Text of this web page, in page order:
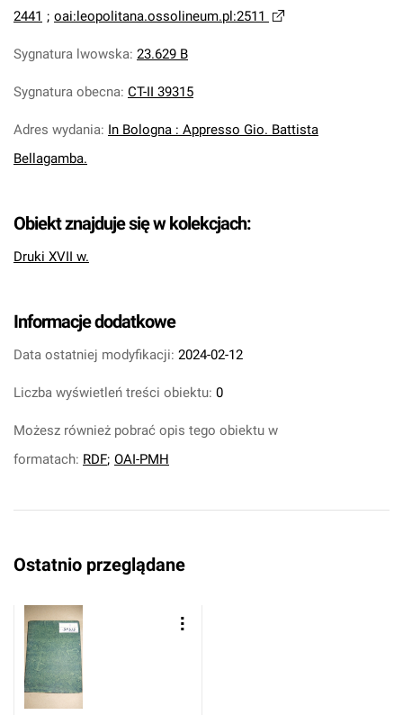
2441 ; oai:leopolitana.ossolineum.pl:2511
Sygnatura lwowska: 23.629 B
Sygnatura obecna: CT-II 39315
Adres wydania: In Bologna : Appresso Gio. Battista
Bellagamba.
Obiekt znajduje się w kolekcjach:
Druki XVII w.
Informacje dodatkowe
Data ostatniej modyfikacji: 2024-02-12
Liczba wyświetleń treści obiektu: 0
Możesz również pobrać opis tego obiektu w
formatach: RDF; OAI-PMH
Ostatnio przeglądane